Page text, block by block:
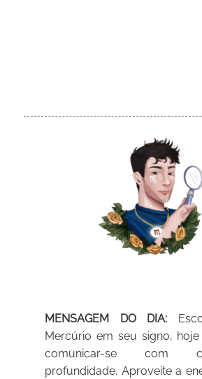
MENSAGEM DO DIA:
Mercúrio em seu signo,
comunicar-se com
profundidade. Aproveite a